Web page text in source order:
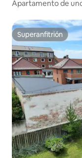
Apartamento de
Superanfitrión
Superanfitrión